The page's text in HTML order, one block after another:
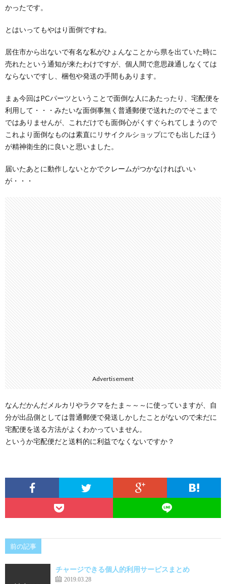
かったです。
とはいってもやはり面倒ですね。
居住市から出ないで有名な私がひょんなことから県を出ていた時に
売れたという通知が来たわけですが、個人間で意思疎通しなくては
ならないですし、梱包や発送の手間もあります。
まぁ今回はPCパーツということで面倒な人にあたったり、宅配便を
利用して・・・みたいな面倒事無く普通郵便で送れたのでそこまで
ではありませんが、これだけでも面倒心がくすぐられてしまうので
これより面倒なものは素直にリサイクルショップにでも出したほう
が精神衛生的に良いと思いました。
届いたあとに動作しないとかでクレームがつかなければいい
が・・・
Advertisement
なんだかんだメルカリやラクマをたま～～～に使っていますが、自
分が出品側としては普通郵便で発送しかしたことがないので未だに
宅配便を送る方法がよくわかっていません。
というか宅配便だと送料的に利益でなくないですか？
前の記事
チャージできる個人的利用サービスまとめ
2019.03.28